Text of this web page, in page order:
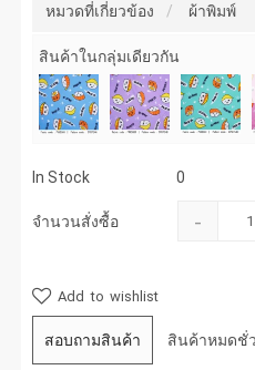
หมวดที่เกี่ยวข้อง
ผ้าพิมพ์
สินค้าในกลุ่มเดียวกัน
In Stock 0
จำนวนสั่งซื้อ -
Add to wishlist
สอบถามสินค้า สินค้าหมดชั่